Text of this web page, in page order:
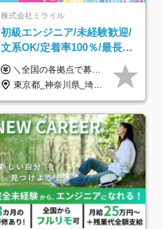
株式会社ミライル
初級エンジニア/未経験歓迎/
文系OK/定着率100％/最長1
年の自社ITスクール研修あ
り/年休130日
＼全国の各拠点で募集中！／ 給与は以下の通り、勤務地により異なります。 札幌：月給23万円～27万円 仙台：月給22万円～26万円 新潟：月給22万円～26万円 東京：月給26万円～30万円 大阪：月給24万円～29万円 福岡：月給23.5万円～27万円 沖縄：月給21万円～26万円 ◎給与は知識や経験を考慮して決定します。 ◎残業は別途全額支給します。 ◎試用期間12カ月あり（給与は以下の通りです。その他条件に変更はありません） （試用期間の給与） 札幌：月給18.6万円～ 仙台：月給19万円～ 新潟：月給18万円～ 東京：月給22万円～ 大阪：月給20.8万円～ 福岡：月給19万円～ 沖縄：月給18万円～
東京都_神奈川県_埼玉県_千葉県_大阪府_愛知県_北海道_青森県_岩手県_宮城県_秋田県_山形県_福島県_茨城県_栃木県_群馬県_新潟県_山梨県_長野県_富山県_石川県_福井県_静岡県_岐阜県_三重県_兵庫県_京都府_滋賀県_奈良県_和歌山県_広島県_岡山県_鳥取県_島根県_山口県_徳島県_香川県_愛媛県_高知県_福岡県_熊本県_佐賀県_長崎県_大分県_宮崎県_鹿児島県_沖縄県